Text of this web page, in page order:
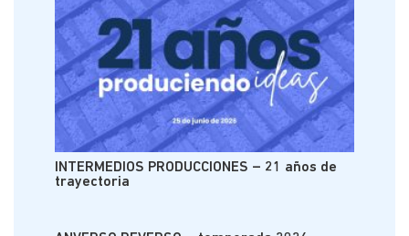
INTERMEDIOS PRODUCCIONES – 21 años de
trayectoria